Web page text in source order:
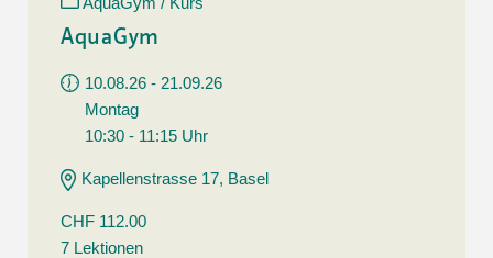
AquaGym
10.08.26 - 21.09.26
Montag
10:30 - 11:15 Uhr
Kapellenstrasse 17, Basel
CHF 112.00
7 Lektionen